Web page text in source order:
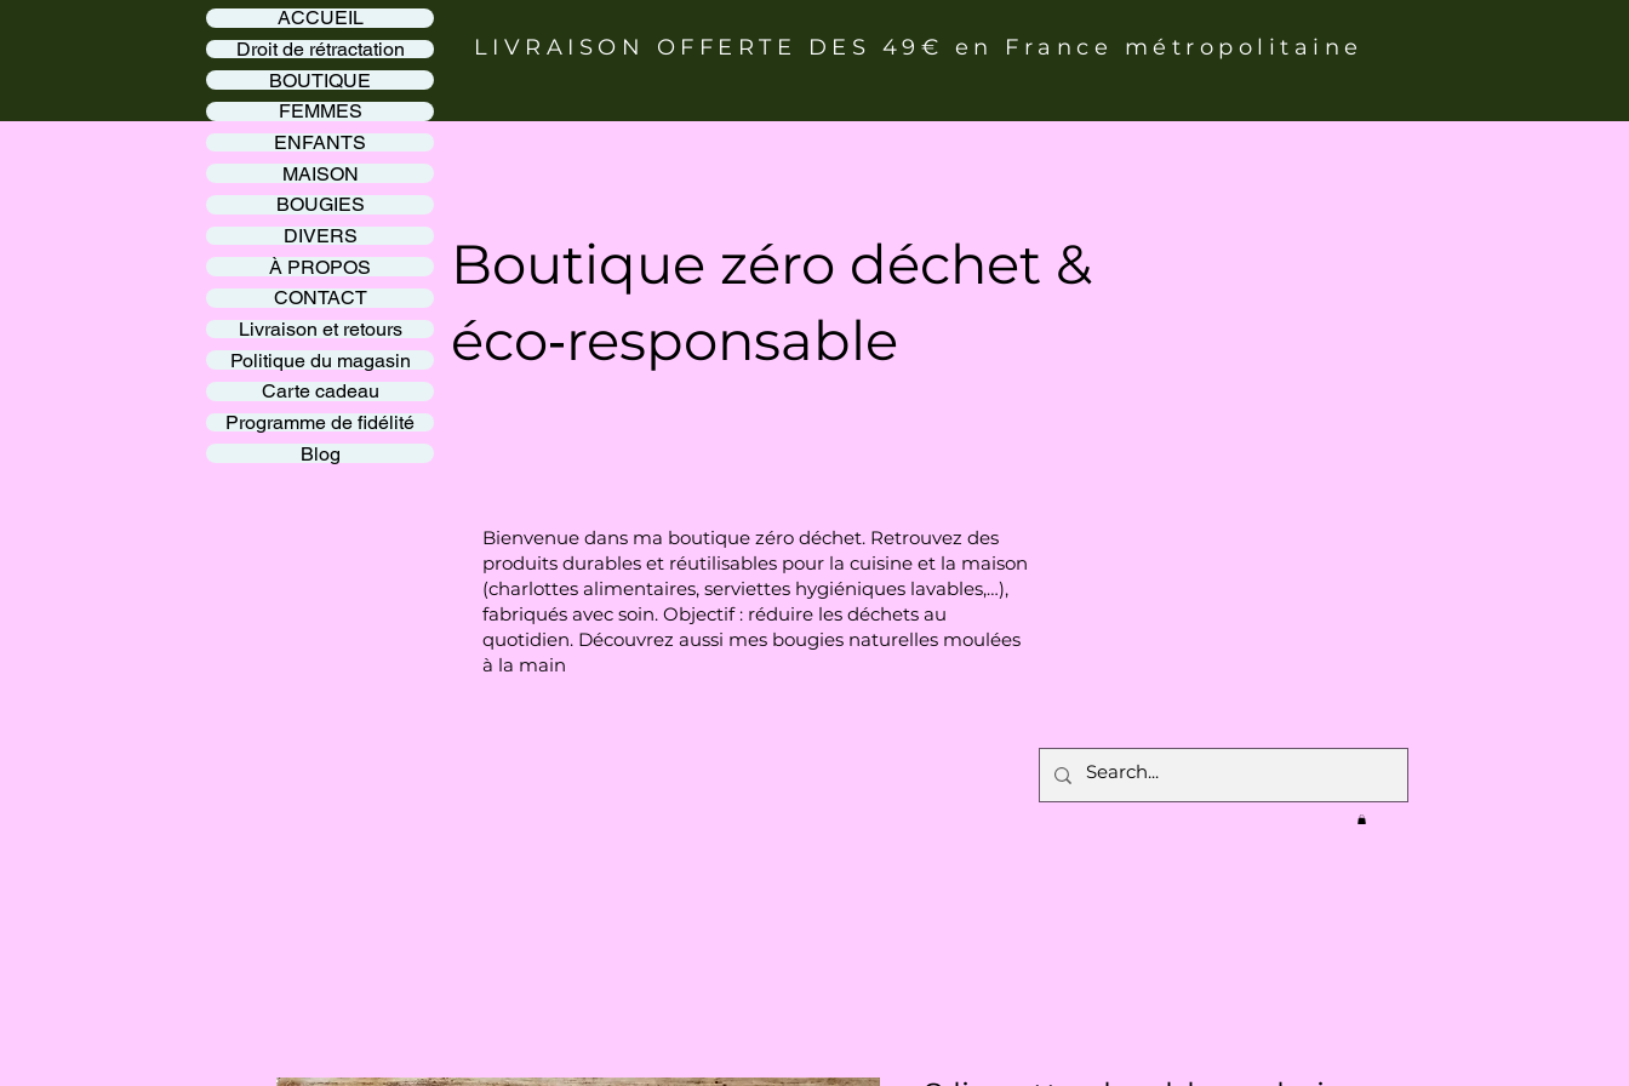
LIVRAISON OFFERTE DES 49€ en France métropolitaine
ACCUEIL
Droit de rétractation
BOUTIQUE
FEMMES
ENFANTS
MAISON
BOUGIES
DIVERS
À PROPOS
CONTACT
Livraison et retours
Politique du magasin
Carte cadeau
Programme de fidélité
Blog
Boutique zéro déchet &
éco‑responsable
Bienvenue dans ma boutique zéro déchet. Retrouvez des
produits durables et réutilisables pour la cuisine et la maison
(charlottes alimentaires, serviettes hygiéniques lavables,…),
fabriqués avec soin. Objectif : réduire les déchets au
quotidien. Découvrez aussi mes bougies naturelles moulées
à la main